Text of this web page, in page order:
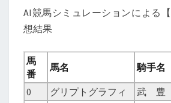
AI競馬シミュレーションによる
想結果
馬
番
馬名 騎手名
0
グリプトグラフィ 武 豊